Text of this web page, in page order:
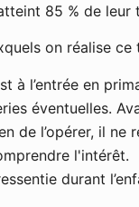
85 % de leur
on réalise ce
à l’entrée en
éventuelles.
de l’opérer, il ne
l'intérêt.
durant